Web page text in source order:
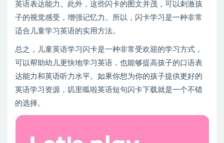
英语表达能力。此外，这些闪卡的图文并茂，可以刺激孩
子的视觉感受，增强记忆力。所以，闪卡学习是一种非常
适合儿童学习英语的实用方法。
总之，儿童英语学习闪卡是一种非常受欢迎的学习方式，
可以帮助幼儿更快地学习英语，也能够提高孩子的口语表
达能力和英语听力水平。如果你想为你的孩子提供更好的
英语学习资源，叽里呱啦英语短句闪卡下载就是一个不错
的选择。